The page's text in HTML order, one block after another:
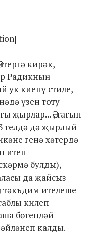
кирәк,
Радикның
ук киенү стиле,
үзен тоту
җырлар... Ә, тагын
телдә дә җырлый
генә хәтердә
итеп
булды),
да җайсыз
ителеше
килеп
бөтенләй
калды.